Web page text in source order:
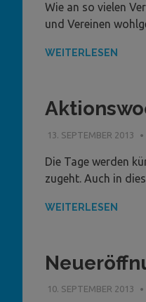
Wie an so vielen
und Vereinen
WEITERLESEN
13. SEPTEMBER 2013
Die Tage werden
zugeht. Auch in
WEITERLESEN
10. SEPTEMBER 2013